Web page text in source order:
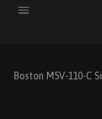
Boston M5V-110-C